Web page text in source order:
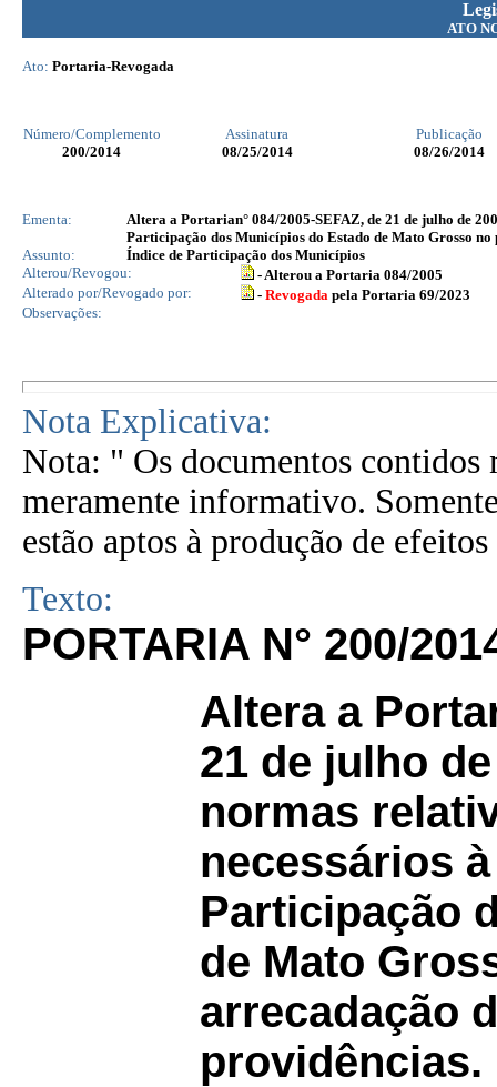
ATO
Ato: Portaria-Revogada
Número/Complemento Assinatura
Publicação
200/2014 08/25/2014 08/26/2014
Ementa:
Altera a Portarian° 084/2005-SEFAZ, de 21 de julho de
Participação dos Municípios do Estado de Mato Grosso
Assunto:
Índice de Participação dos Municípios
Alterou/Revogou:
- Alterou a Portaria 084/2005
Alterado por/Revogado por:
- Revogada pela Portaria 69/2023
Observações:
Nota Explicativa:
Nota: " Os documentos contidos
meramente informativo.
estão aptos à produção de
Texto:
PORTARIA N° 200/
Altera a
21 de julho
normas
necessários
Participação
de Mato
arrecadação
providências.